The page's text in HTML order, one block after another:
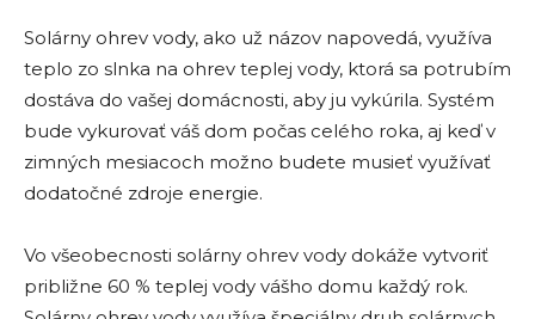
Solárny ohrev vody, ako už názov napovedá, využíva
teplo zo slnka na ohrev teplej vody, ktorá sa potrubím
dostáva do vašej domácnosti, aby ju vykúrila. Systém
bude vykurovať váš dom počas celého roka, aj keď v
zimných mesiacoch možno budete musieť využívať
dodatočné zdroje energie.
Vo všeobecnosti solárny ohrev vody dokáže vytvoriť
približne 60 % teplej vody vášho domu každý rok.